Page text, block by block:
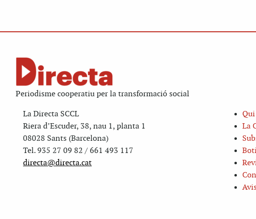
Periodisme cooperatiu per la transformació social
La Directa SCCL
Riera d’Escuder, 38, nau 1, planta 1
08028 Sants (Barcelona)
Tel. 935 27 09 82 / 661 493 117
directa@directa.cat
La